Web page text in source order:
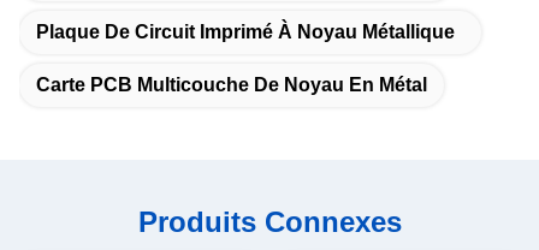
Plaque De Circuit Imprimé À Noyau Métallique
Carte PCB Multicouche De Noyau En Métal
Produits Connexes